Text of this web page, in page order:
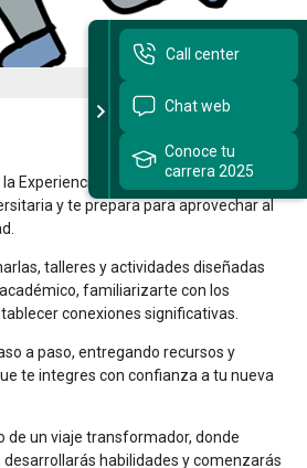
Experiencia Tomasina te da la
y te prepara para aprovechar al
talleres y actividades diseñadas
familiarizarte con los
conexiones significativas.
a paso, entregando recursos y
te integres con confianza a tu nueva
de un viaje transformador, donde
habilidades y comenzarás
Call center
Chat web
Conoce tu
carrera 2025